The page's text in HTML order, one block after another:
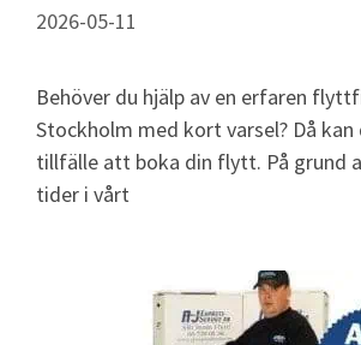
2026-05-11
Behöver du hjälp av en erfaren
Stockholm med kort varsel? Då
tillfälle att boka din flytt. På grund
tider i vårt